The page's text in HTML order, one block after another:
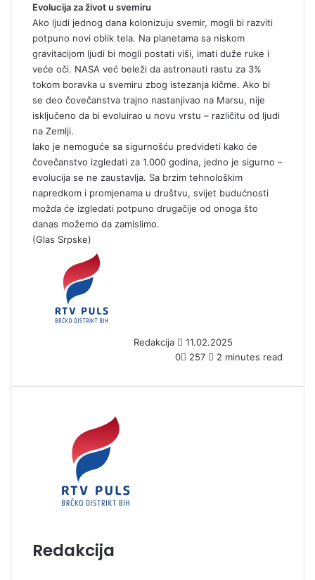
Evolucija za život u svemiru
Ako ljudi jednog dana kolonizuju svemir, mogli bi razviti
potpuno novi oblik tela. Na planetama sa niskom
gravitacijom ljudi bi mogli postati viši, imati duže ruke i
veće oči. NASA već beleži da astronauti rastu za 3%
tokom boravka u svemiru zbog istezanja kičme. Ako bi
se deo čovečanstva trajno nastanjivao na Marsu, nije
isključeno da bi evoluirao u novu vrstu – različitu od ljudi
na Zemlji.
Iako je nemoguće sa sigurnošću predvideti kako će
čovečanstvo izgledati za 1.000 godina, jedno je sigurno –
evolucija se ne zaustavlja. Sa brzim tehnološkim
napredkom i promjenama u društvu, svijet budućnosti
možda će izgledati potpuno drugačije od onoga što
danas možemo da zamislimo.
(Glas Srpske)
Redakcija
e
m
i
11.02.2025
0
257 2 minutes read
Redakcija